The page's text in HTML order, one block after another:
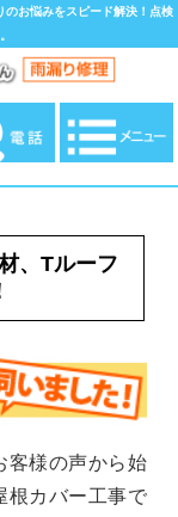
のお悩みをスピード解決！点検
、Tルーフ
様の声から始
根カバー工事で